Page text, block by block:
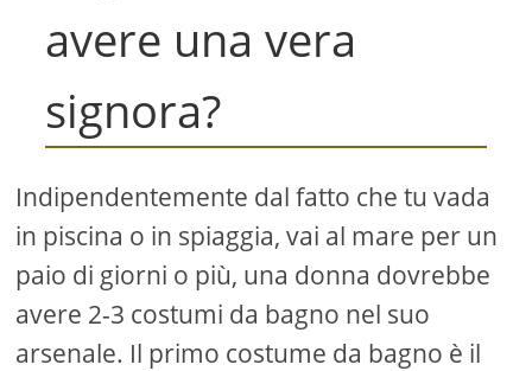
avere una vera
signora?
Indipendentemente dal fatto che tu vada
in piscina o in spiaggia, vai al mare per un
paio di giorni o più, una donna dovrebbe
avere 2-3 costumi da bagno nel suo
arsenale. Il primo costume da bagno è il